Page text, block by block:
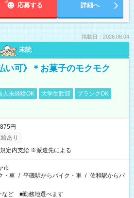
応募する 詳細へ
掲載日：2026.08.04
未読
い可》＊お菓子のモクモク
人未経験OK 大学生歓迎
ブランクOK
円
あり
定内支給 ※派遣先による
市
・車 / 平磯駅からバイク・車 / 佐和駅からバ
など ■勤務地選べます